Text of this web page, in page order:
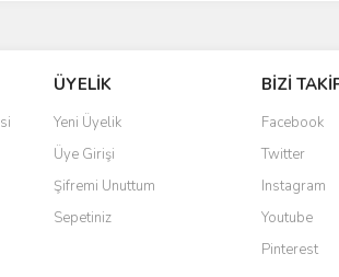
ÜYELİK
Yeni Üyelik
Üye Girişi
Şifremi Unuttum
Sepetiniz
BİZİ
Facebook
Twitter
Instagram
Youtube
Pinterest